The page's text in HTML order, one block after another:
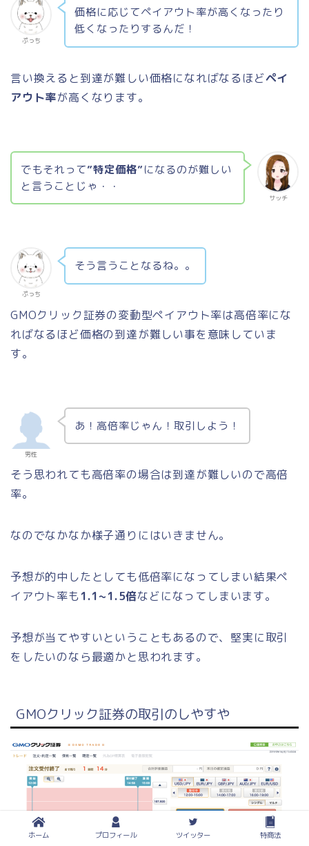
ぷっち
価格に応じてペイアウト率が高くなったり
低くなったりするんだ！
言い換えると到達が難しい価格になればなるほどペイ
アウト率が高くなります。
サッチ
でもそれって”特定価格”になるのが難しい
と言うことじゃ・・
ぷっち
そう言うことなるね。。
GMOクリック証券の変動型ペイアウト率は高倍率にな
ればなるほど価格の到達が難しい事を意味していま
す。
男性
あ！高倍率じゃん！取引しよう！
そう思われても高倍率の場合は到達が難しいので高倍
率。
なのでなかなか様子通りにはいきません。
予想が的中したとしても低倍率になってしまい結果ペ
イアウト率も1.1~1.5倍などになってしまいます。
予想が当てやすいということもあるので、堅実に取引
をしたいのなら最適かと思われます。
GMOクリック証券の取引のしやすや
ホーム プロフィール ツイッター 特商法